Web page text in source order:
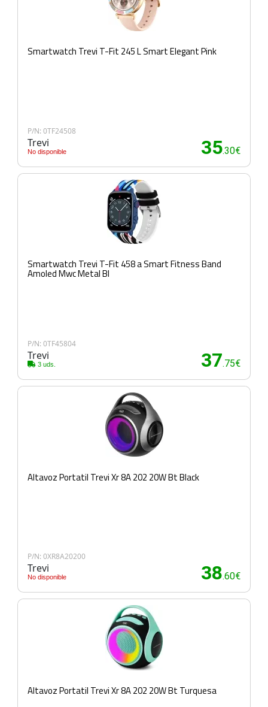
Smartwatch Trevi T-Fit 245 L Smart Elegant Pink
P/N: 0TF24508
Trevi
No disponible 35.30€
Smartwatch Trevi T-Fit 458 a Smart Fitness Band
Amoled Mwc Metal Bl
P/N: 0TF45804
Trevi
3 uds. 37.75€
Altavoz Portatil Trevi Xr 8A 202 20W Bt Black
P/N: 0XR8A20200
Trevi
No disponible 38.60€
Altavoz Portatil Trevi Xr 8A 202 20W Bt Turquesa